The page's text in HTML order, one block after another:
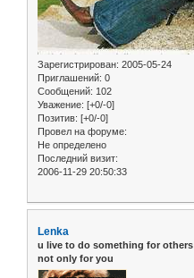
Зарегистрирован: 2005-05-24
Приглашений: 0
Сообщений: 102
Уважение: [+0/-0]
Позитив: [+0/-0]
Провел на форуме:
Не определено
Последний визит:
2006-11-29 20:50:33
Lenka
u live to do something for others
not only for you